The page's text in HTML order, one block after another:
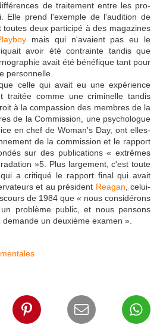
de traitement entre les pro-
Elle prend l'exemple de l'audition de
deux participé à des magazines
mais qui n'avaient pas eu le
avoir été contrainte tandis que
avait été bénéfique tant pour
personnelle.
celle qui avait eu une expérience
traitée comme une criminelle tandis
à la compassion des membres de la
de la Commission, une psychologue
en chef de Woman's Day, ont elles-
de la commission et le rapport
sur des publications « extrêmes
»5. Plus largement, c'est toute
a critiqué le rapport final qui avait
et au président Reagan , celui-
de 1984 que « nous considérons
problème public, et nous pensons
un deuxième examen ».